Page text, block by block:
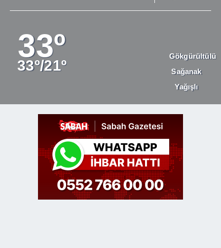
33º
33º/21º
Gökgürültülü
Sağanak
Yağışlı